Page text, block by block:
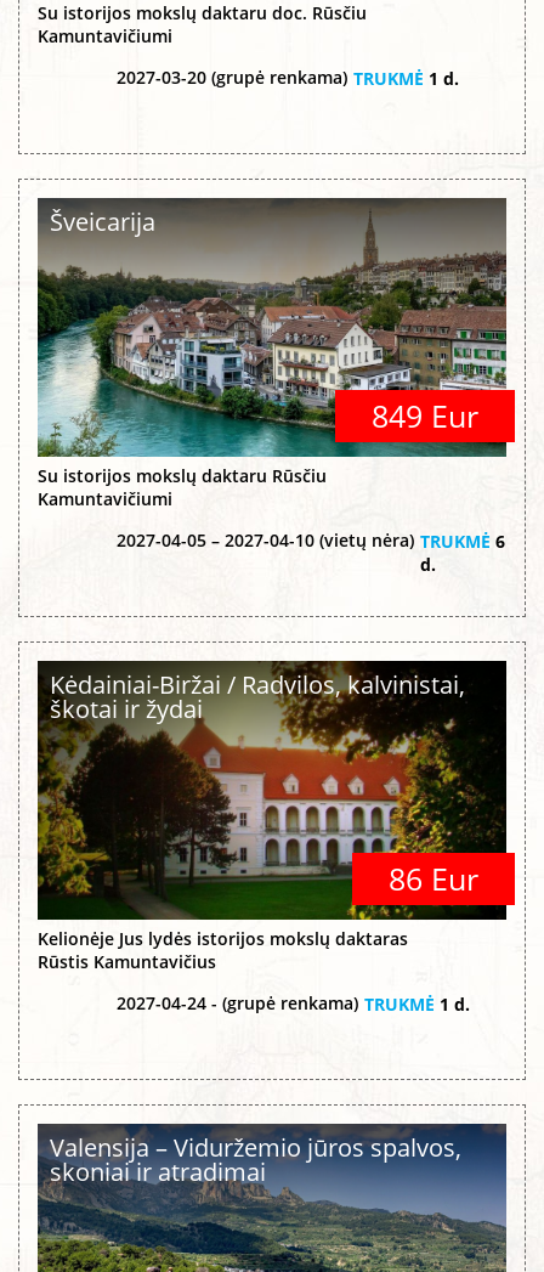
Su istorijos mokslų daktaru doc. Rūsčiu
Kamuntavičiumi
2027-03-20 (grupė renkama) TRUKMĖ 1 d.
Šveicarija
849 Eur
Su istorijos mokslų daktaru Rūsčiu
Kamuntavičiumi
2027-04-05 – 2027-04-10 (vietų nėra) TRUKMĖ 6
d.
Kėdainiai-Biržai / Radvilos, kalvinistai,
škotai ir žydai
86 Eur
Kelionėje Jus lydės istorijos mokslų daktaras
Rūstis Kamuntavičius
2027-04-24 - (grupė renkama) TRUKMĖ 1 d.
Valensija – Viduržemio jūros spalvos,
skoniai ir atradimai